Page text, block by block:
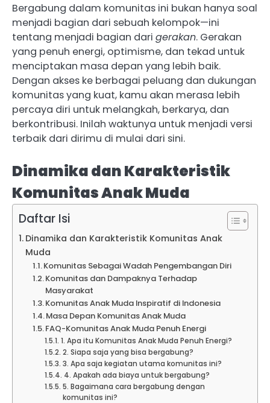
Bergabung dalam komunitas ini bukan hanya soal
menjadi bagian dari sebuah kelompok—ini
tentang menjadi bagian dari gerakan. Gerakan
yang penuh energi, optimisme, dan tekad untuk
menciptakan masa depan yang lebih baik.
Dengan akses ke berbagai peluang dan dukungan
komunitas yang kuat, kamu akan merasa lebih
percaya diri untuk melangkah, berkarya, dan
berkontribusi. Inilah waktunya untuk menjadi versi
terbaik dari dirimu di mulai dari sini.
Dinamika dan Karakteristik
Komunitas Anak Muda
Daftar Isi
Dinamika dan Karakteristik Komunitas Anak
Muda
Komunitas Sebagai Wadah Pengembangan Diri
Komunitas dan Dampaknya Terhadap
Masyarakat
Komunitas Anak Muda Inspiratif di Indonesia
Masa Depan Komunitas Anak Muda
FAQ-Komunitas Anak Muda Penuh Energi
1. Apa itu Komunitas Anak Muda Penuh Energi?
2. Siapa saja yang bisa bergabung?
3. Apa saja kegiatan utama komunitas ini?
4. Apakah ada biaya untuk bergabung?
5. Bagaimana cara bergabung dengan
komunitas ini?